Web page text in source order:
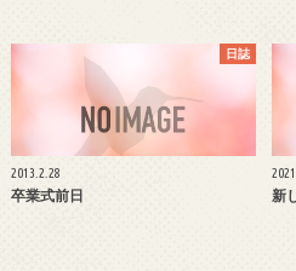
日誌
2013.2.28
卒業式前日 新